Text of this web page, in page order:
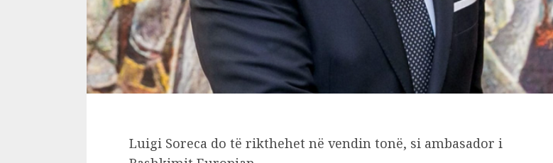
Luigi Soreca do të rikthehet në vendin tonë, si ambasador i